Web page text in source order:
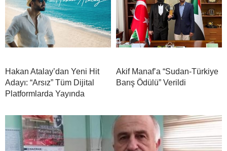
Hakan Atalay’dan Yeni Hit
Adayı: “Arsız” Tüm Dijital
Platformlarda Yayında
Akif Manaf’a “Sudan-Türkiye
Barış Ödülü” Verildi